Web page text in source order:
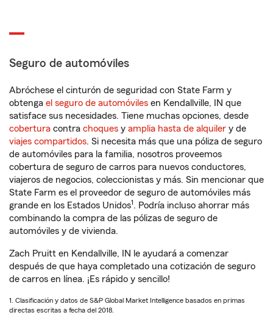
Seguro de automóviles
Abróchese el cinturón de seguridad con State Farm y
obtenga el seguro de automóviles en Kendallville, IN que
satisface sus necesidades. Tiene muchas opciones, desde
cobertura contra choques y amplia hasta de alquiler y de
viajes compartidos. Si necesita más que una póliza de seguro
de automóviles para la familia, nosotros proveemos
cobertura de seguro de carros para nuevos conductores,
viajeros de negocios, coleccionistas y más. Sin mencionar que
State Farm es el proveedor de seguro de automóviles más
grande en los Estados Unidos1 . Podría incluso ahorrar más
combinando la compra de las pólizas de seguro de
automóviles y de vivienda.
Zach Pruitt en Kendallville, IN le ayudará a comenzar
después de que haya completado una cotización de seguro
de carros en línea. ¡Es rápido y sencillo!
1. Clasificación y datos de S&P Global Market Intelligence basados en primas
directas escritas a fecha del 2018.